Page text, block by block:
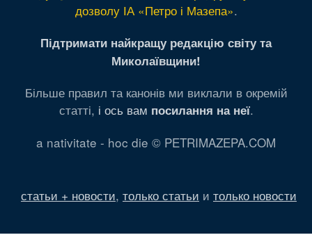
дозволу ІА «Петро і Мазепа».
Підтримати найкращу редакцію світу та
Миколаївщини!
Більше правил та канонів ми виклали в окремій
статті, і ось вам посилання на неї.
a nativitate - hoc die © PETRIMAZEPA.COM
статьи + новости, только статьи и только новости